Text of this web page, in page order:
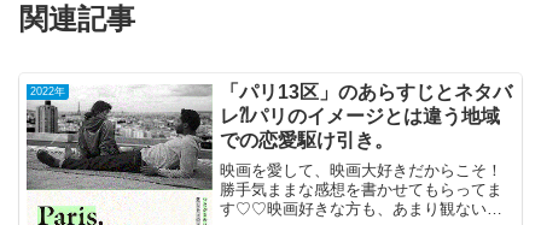
関連記事
2022年
「パリ13区」のあらすじとネタバ
レ⁈パリのイメージとは違う地域
での恋愛駆け引き。
映画を愛して、映画大好きだからこそ！
勝手気ままな感想を書かせてもらってま
す♡♡映画好きな方も、あまり観ない方